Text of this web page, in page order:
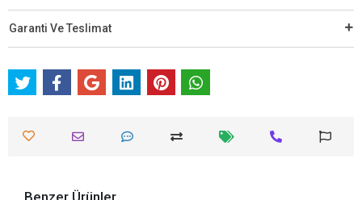
Garanti Ve Teslimat
Benzer Ürünler